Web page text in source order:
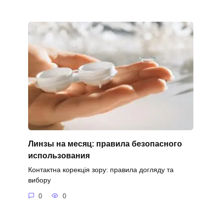
Линзы на месяц: правила безопасного
использования
Контактна корекція зору: правила догляду та
вибору
0 0